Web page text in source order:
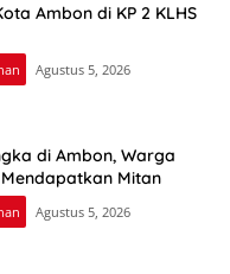
Ambon di KP 2 KLHS
Agustus 5, 2026
di Ambon, Warga
Mitan
Agustus 5, 2026